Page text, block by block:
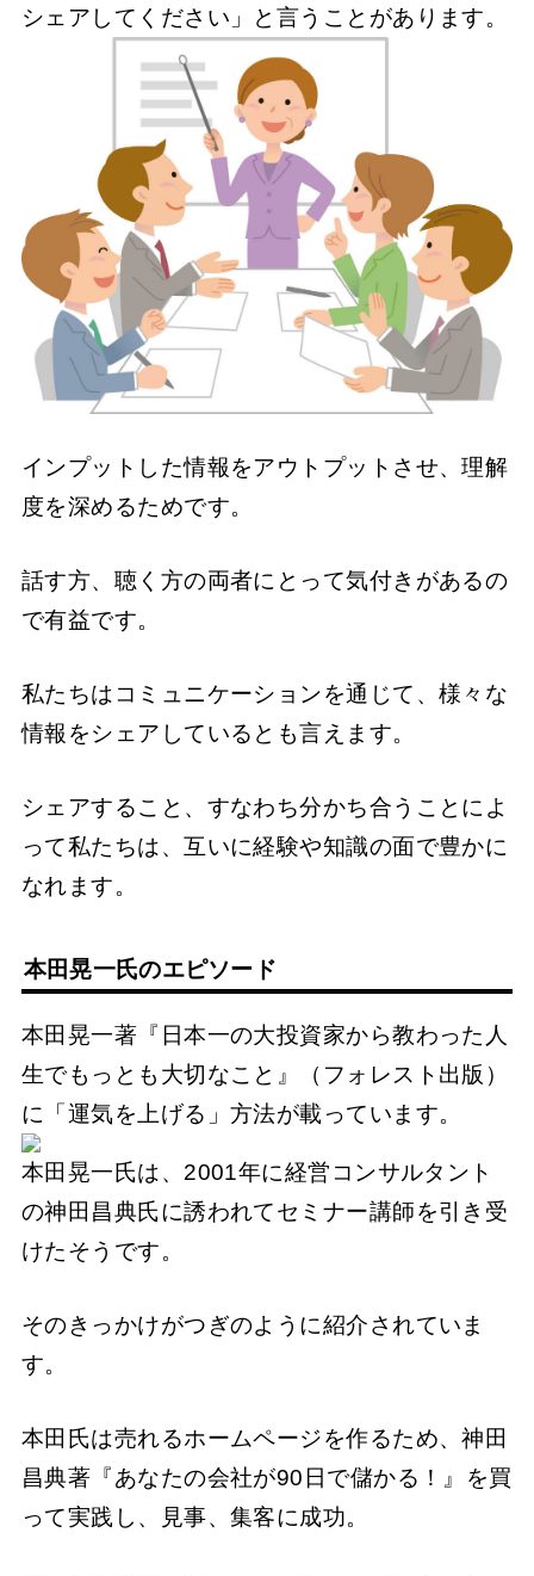
シェアしてください」と言うことがあります。
インプットした情報をアウトプットさせ、理解
度を深めるためです。
話す方、聴く方の両者にとって気付きがあるの
で有益です。
私たちはコミュニケーションを通じて、様々な
情報をシェアしているとも言えます。
シェアすること、すなわち分かち合うことによ
って私たちは、互いに経験や知識の面で豊かに
なれます。
本田晃一氏のエピソード
本田晃一著『日本一の大投資家から教わった人
生でもっとも大切なこと』（フォレスト出版）
に「運気を上げる」方法が載っています。
本田晃一氏は、2001年に経営コンサルタント
の神田昌典氏に誘われてセミナー講師を引き受
けたそうです。
そのきっかけがつぎのように紹介されていま
す。
本田氏は売れるホームページを作るため、神田
昌典著『あなたの会社が90日で儲かる！』を買
って実践し、見事、集客に成功。